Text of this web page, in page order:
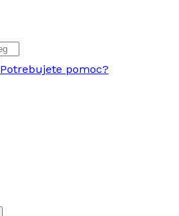
Potrebujete pomoc?